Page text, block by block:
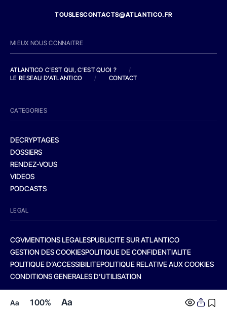
Aa 100% Aa
TOUSLESCONTACTS@ATLANTICO.FR
MIEUX NOUS CONNAITRE
ATLANTICO C'EST QUI, C'EST QUOI ?
/
LE RESEAU D'ATLANTICO
/ CONTACT
CATEGORIES
DECRYPTAGES
DOSSIERS
RENDEZ-VOUS
VIDEOS
PODCASTS
LEGAL
CGVMENTIONS LEGALESPUBLICITE SUR ATLANTICO
GESTION DES COOKIESPOLITIQUE DE CONFIDENTIALITE
POLITIQUE D’ACCESSIBILITEPOLITIQUE RELATIVE AUX COOKIES
CONDITIONS GENERALES D’UTILISATION